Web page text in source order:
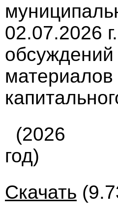
02.07.2026
материалов
(2026
год)
Скачать